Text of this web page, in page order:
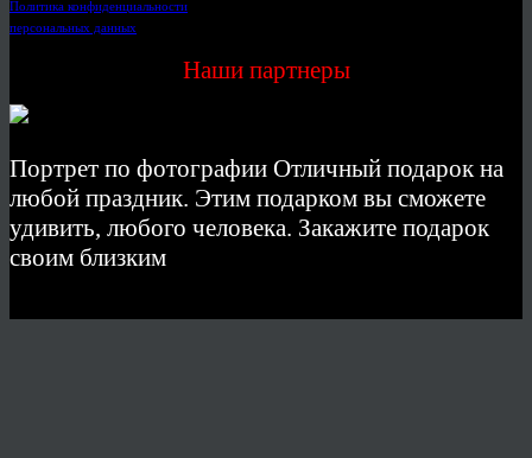
Политика конфиденциальности
персональных данных
Наши партнеры
Портрет по фотографии Отличный подарок на
любой праздник. Этим подарком вы сможете
удивить, любого человека. Закажите подарок
своим близким